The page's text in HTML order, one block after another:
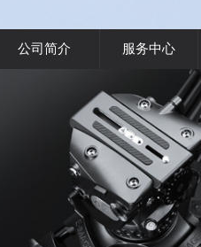
公司简介 服务中心